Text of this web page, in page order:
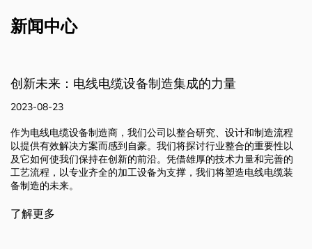
新闻中心
集成的力量
整合研究、设计和制造流程
将探讨行业整合的重要性以
借雄厚的技术力量和完善的
撑，我们将塑造电线电缆装
制造品质：先进技术和加工
我们集研究、设计和制造工艺于一
备的支持下，使我们能够推动创新
方案。我们致力于突破可能的界限
不断变化的需求。请继续关注，我